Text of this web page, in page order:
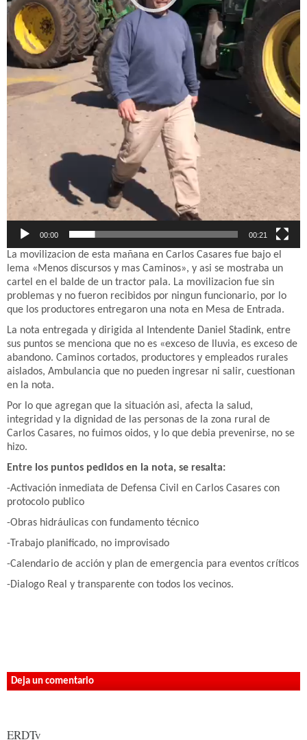
00:00 00:21
La movilizacion de esta mañana en Carlos Casares fue bajo el
lema «Menos discursos y mas Caminos», y asi se mostraba un
cartel en el balde de un tractor pala. La movilizacion fue sin
problemas y no fueron recibidos por ningun funcionario, por lo
que los productores entregaron una nota en Mesa de Entrada.
La nota entregada y dirigida al Intendente Daniel Stadink, entre
sus puntos se menciona que no es «exceso de lluvia, es exceso de
abandono. Caminos cortados, productores y empleados rurales
aislados, Ambulancia que no pueden ingresar ni salir, cuestionan
en la nota.
Por lo que agregan que la situación asi, afecta la salud,
integridad y la dignidad de las personas de la zona rural de
Carlos Casares, no fuimos oidos, y lo que debia prevenirse, no se
hizo.
Entre los puntos pedidos en la nota, se resalta:
-Activación inmediata de Defensa Civil en Carlos Casares con
protocolo publico
-Obras hidráulicas con fundamento técnico
-Trabajo planificado, no improvisado
-Calendario de acción y plan de emergencia para eventos críticos
-Dialogo Real y transparente con todos los vecinos.
Deja un comentario
ERDTv